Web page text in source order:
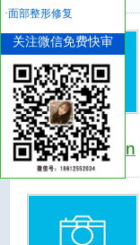
bulk.docnn.cn
·面部整形修复
关注微信免费快审